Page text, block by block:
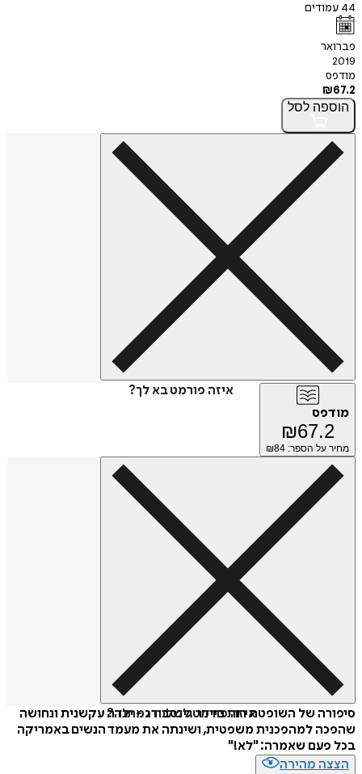
44 עמודים
פברואר
2019
מודפס
₪67.2
הוספה לסל
איזה פורמט בא לך?
מודפס
₪67.2
מחיר על הספר: ₪ 84
איזה פורמט לשלוח כמתנה?
סיפורה של השופטת רות ביידר גינסבורג - ילדה עקשנית ונחושה
שהפכה למהפכנית משפטית, ושינתה את מעמד הנשים באמריקה
בכל פעם שאמרה: "לא!"
הצצה מהירה